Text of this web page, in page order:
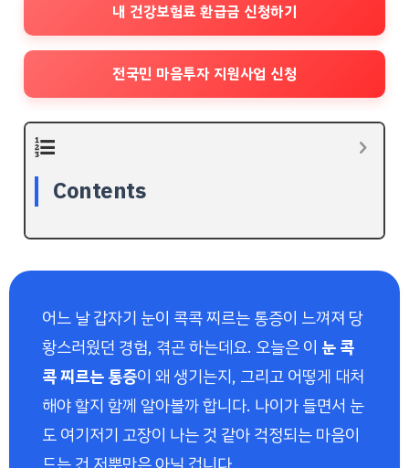
내 건강보험료 환급금 신청하기
전국민 마음투자 지원사업 신청
Contents
어느 날 갑자기 눈이 콕콕 찌르는 통증이 느껴져 당
황스러웠던 경험, 겪곤 하는데요. 오늘은 이 눈 콕
콕 찌르는 통증이 왜 생기는지, 그리고 어떻게 대처
해야 할지 함께 알아볼까 합니다. 나이가 들면서 눈
도 여기저기 고장이 나는 것 같아 걱정되는 마음이